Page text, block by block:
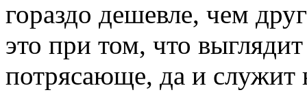
гораздо дешевле, чем
это при том, что
потрясающе, да и служит